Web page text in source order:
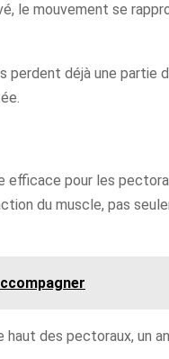
le mouvement se
perdent déjà une partie
efficace pour les
du muscle, pas
des pectoraux, un